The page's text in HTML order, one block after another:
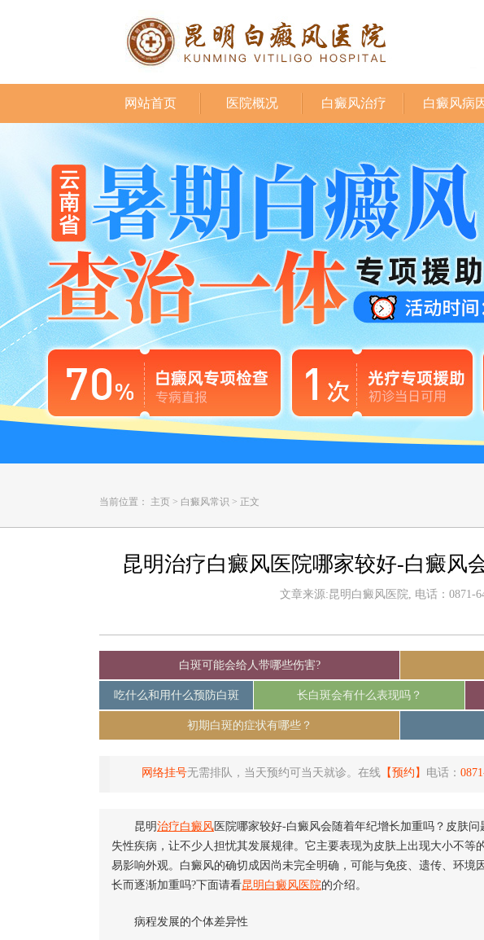
网站首页 医院概况 白癜风治疗 白癜风病
当前位置： 主页 > 白癜风常识 > 正文
昆明治疗白癜风医院哪家较好-白癜风
文章来源:昆明白癜风医院, 电话：0871-
白斑可能会给人带哪些伤害?
吃什么和用什么预防白斑 长白斑会有什么表现吗？
初期白斑的症状有哪些？
网络挂号无需排队，当天预约可当天就诊。在线 【预约】 电话：
昆明治疗白癜风 医院哪家较好-白癜风会随着年纪增长加重吗？皮肤
失性疾病，让不少人担忧其发展规律。它主要表现为皮肤上出现大小不等
易影响外观。白癜风的确切成因尚未完全明确，可能与免疫、遗传、环境
长而逐渐加重吗?下面请看昆明白癜风医院的介绍。
病程发展的个体差异性